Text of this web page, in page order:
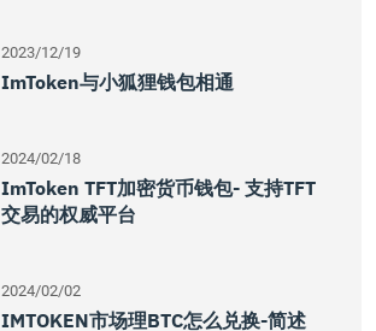
2023/12/19
ImToken与小狐狸钱包相通
2024/02/18
ImToken TFT加密货币钱包- 支持TFT
交易的权威平台
2024/02/02
IMTOKEN市场理BTC怎么兑换-简述